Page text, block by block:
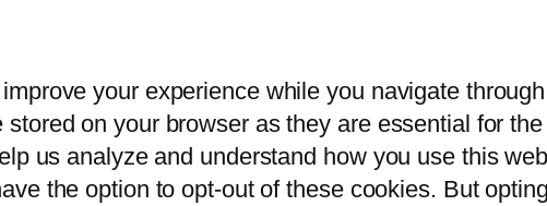
your experience while you navigate
on your browser as they are essential for
us analyze and understand how you use this
the option to opt-out of these cookies. But